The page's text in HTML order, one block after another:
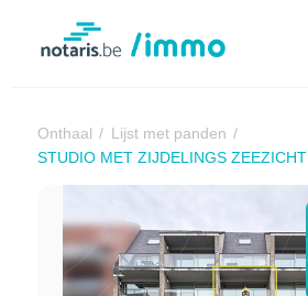
Notaris.be
Onthaal
Lijst met panden
STUDIO MET ZIJDELINGS ZEEZICHT